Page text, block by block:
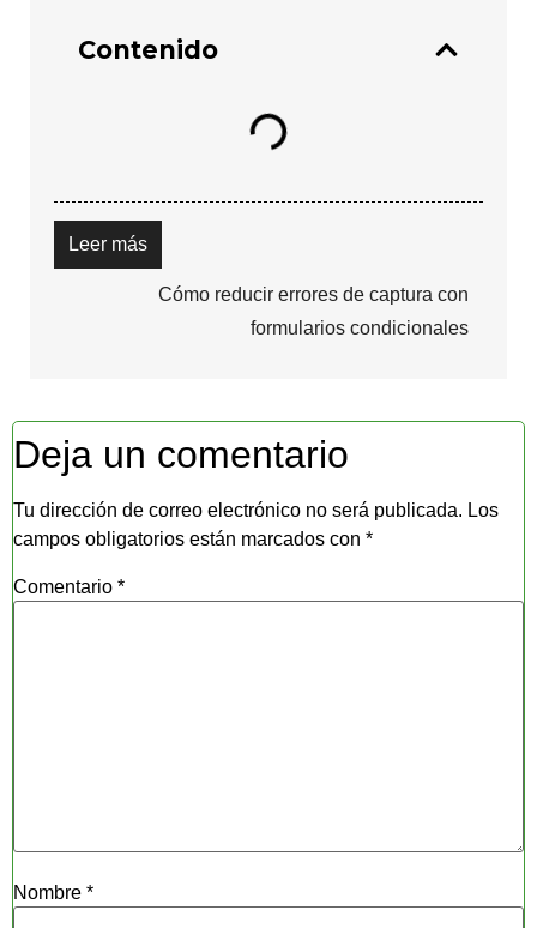
Contenido
Leer más
Cómo reducir errores de captura con
formularios condicionales
Deja un comentario
Tu dirección de correo electrónico no será publicada. Los
campos obligatorios están marcados con *
Comentario *
Nombre *